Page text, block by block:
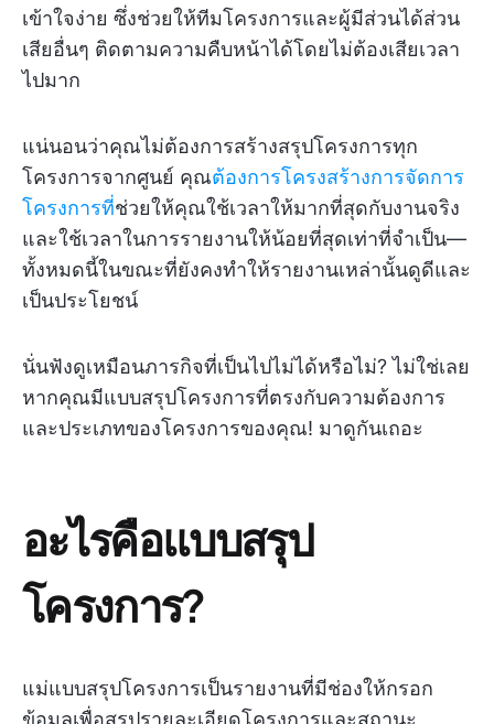
เข้าใจง่าย ซึ่งช่วยให้ทีมโครงการและผู้มีส่วนได้ส่วน
เสียอื่นๆ ติดตามความคืบหน้าได้โดยไม่ต้องเสียเวลา
ไปมาก
แน่นอนว่าคุณไม่ต้องการสร้างสรุปโครงการทุก
โครงการจากศูนย์ คุณต้องการโครงสร้างการจัดการ
โครงการที่ช่วยให้คุณใช้เวลาให้มากที่สุดกับงานจริง
และใช้เวลาในการรายงานให้น้อยที่สุดเท่าที่จำเป็น—
ทั้งหมดนี้ในขณะที่ยังคงทำให้รายงานเหล่านั้นดูดีและ
เป็นประโยชน์
นั่นฟังดูเหมือนภารกิจที่เป็นไปไม่ได้หรือไม่? ไม่ใช่เลย
หากคุณมีแบบสรุปโครงการที่ตรงกับความต้องการ
และประเภทของโครงการของคุณ! มาดูกันเถอะ
อะไรคือแบบสรุป
โครงการ?
แม่แบบสรุปโครงการเป็นรายงานที่มีช่องให้กรอก
ข้อมูลเพื่อสรุปรายละเอียดโครงการและสถานะ